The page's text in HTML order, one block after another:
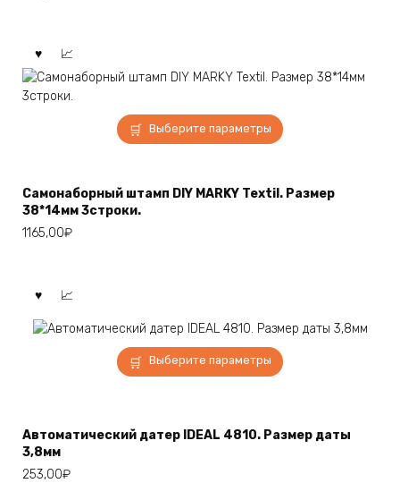
товара.
Выберите параметры
Этот
товар
вариаций.
Самонаборный штамп DIY MARKY Textil. Размер
38*14мм 3строки.
1165,00₽
Выберите параметры
Этот
товар
вариаций.
Автоматический датер IDEAL 4810. Размер даты
3,8мм
253,00₽